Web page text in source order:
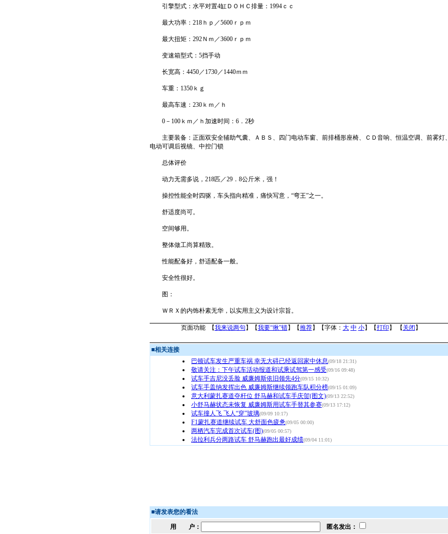
引擎型式：水平对置4缸ＤＯＨＣ排量：1994ｃｃ
最大功率：218ｈｐ／5600ｒｐｍ
最大扭矩：292Ｎｍ／3600ｒｐｍ
变速箱型式：5挡手动
长宽高：4450／1730／1440ｍｍ
车重：1350ｋｇ
最高车速：230ｋｍ／ｈ
0－100ｋｍ／ｈ加速时间：6．2秒
主要装备：正面双安全辅助气囊、ＡＢＳ、四门电动车窗、前排桶形座椅、ＣＤ音响、恒温空调、前雾灯、
电动可调后视镜、中控门锁
总体评价
动力无需多说，218匹／29．8公斤米，强！
操控性能全时四驱，车头指向精准，痛快写意，“弯王”之一。
舒适度尚可。
空间够用。
整体做工尚算精致。
性能配备好，舒适配备一般。
安全性很好。
图：
ＷＲＸ的内饰朴素无华，以实用主义为设计宗旨。
页面功能 【我来说两句 】【我要“揪”错】【推荐】【字体： 大 中 小】【打印 】 【 关闭 】
■相关连接
巴顿试车发生严重车祸 幸无大碍已经返回家中休息(09/18 21:31)
敬请关注：下午试车活动报道和试乘试驾第一感受(09/16 09:48)
试车手吉尼没丢脸 威廉姆斯依旧领先4分(09/15 10:32)
试车手盖纳发挥出色 威廉姆斯继续领跑车队积分榜(09/15 01:09)
意大利蒙扎赛道夺杆位 舒马赫和试车手庆贺(图文)(09/13 22:52)
小舒马赫状态未恢复 威廉姆斯用试车手替其参赛(09/13 17:12)
试车撞人飞 飞人“穿”玻璃(09/09 10:17)
F1蒙扎赛道继续试车 大舒面色疲惫(09/05 00:00)
两栖汽车完成首次试车(图)(09/05 00:57)
法拉利兵分两路试车 舒马赫跑出最好成绩(09/04 11:01)
■请发表您的看法
用 户： 匿名发出：